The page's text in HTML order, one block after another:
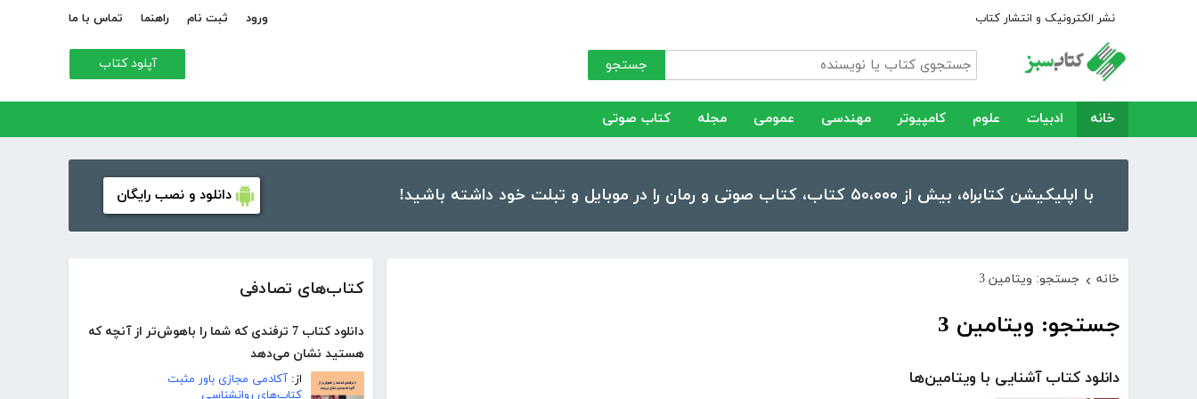
نشر الکترونیک و انتشار کتاب ورود ثبت نام راهنما تماس با ما
جستجو آپلود کتاب
خانه ادبیات علوم کامپیوتر مهندسی عمومی مجله کتاب صوتی
با اپلیکیشن کتابراه، بیش از ۵۰،۰۰۰ کتاب، کتاب صوتی و رمان را در موبایل و تبلت خود داشته باشید! دانلود و نصب رایگان
کتاب‌های تصادفی
دانلود کتاب 7 ترفندی که شما را باهوش‌‌تر از آنچه که
هستید نشان می‌دهد
از: آکادمی مجازی باور مثبت
کتاب‌های روانشناسی
خانه › جستجو: ویتامین 3
جستجو: ویتامین 3
دانلود کتاب آشنایی با ویتامین‌ها